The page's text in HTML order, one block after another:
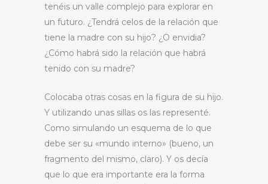
tenéis un valle complejo para explorar en
un futuro. ¿Tendrá celos de la relación que
tiene la madre con su hijo? ¿O envidia?
¿Cómo habrá sido la relación que habrá
tenido con su madre?
Colocaba otras cosas en la figura de su hijo.
Y utilizando unas sillas os las representé.
Como simulando un esquema de lo que
debe ser su «mundo interno» (bueno, un
fragmento del mismo, claro). Y os decía
que lo que era importante era la forma